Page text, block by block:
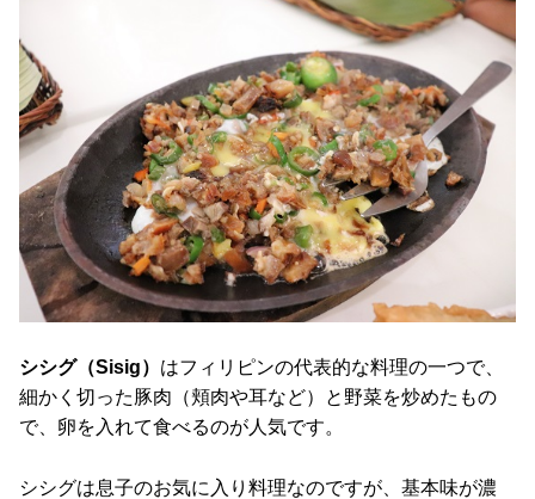
シシグ（Sisig） はフィリピンの代表的な料理の一つで、
細かく切った豚肉（頬肉や耳など）と野菜を炒めたもの
で、卵を入れて食べるのが人気です。
シシグは息子のお気に入り料理なのですが、基本味が濃